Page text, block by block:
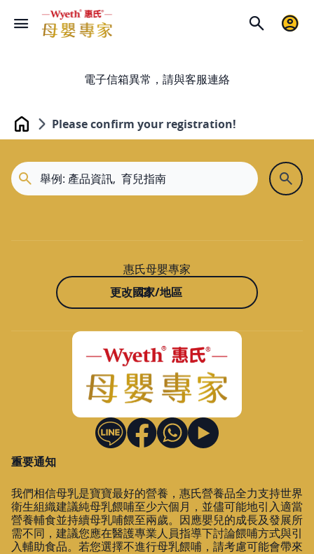
電子信箱異常，請與客服連絡
Home Please confirm your registration!
惠氏母嬰專家
更改國家/地區
重要通知
我們相信母乳是寶寶最好的營養，惠氏營養品全力支持世界
衛生組織建議純母乳餵哺至少六個月，並儘可能地引入適當
營養輔食並持續母乳哺餵至兩歲。因應嬰兒的成長及發展所
需不同，建議您應在醫護專業人員指導下討論餵哺方式與引
入輔助食品。若您選擇不進行母乳餵哺，請考慮可能會帶來